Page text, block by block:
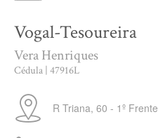
Vogal-Tesoureira
Vera Henriques
Cédula | 47916L
R Triana, 60 - 1º Frente